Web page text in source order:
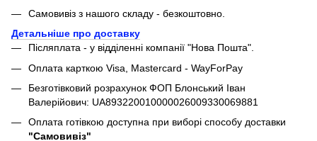
Самовивіз з нашого складу - безкоштовно.
Детальніше про доставку
Післяплата - у відділенні компанії "Нова Пошта".
Оплата карткою Visa, Mastercard - WayForPay
Безготівковий розрахунок ФОП Блонський Іван
Валерійович: UA893220010000026009330069881
Оплата готівкою доступна при виборі способу доставки
"Самовивіз"